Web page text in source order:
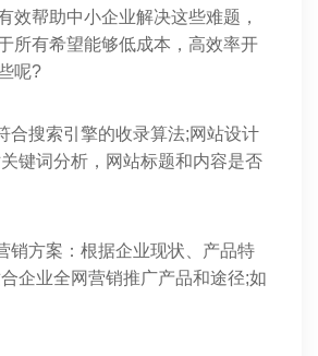
效帮助中小企业解决这些难题，
所有希望能够低成本，高效率开
呢?
合搜索引擎的收录算法;网站设计
键词分析，网站标题和内容是否
销方案：根据企业现状、产品特
企业全网营销推广产品和途径;如